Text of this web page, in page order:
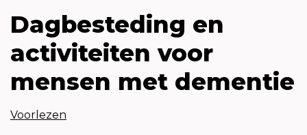
Dagbesteding en
activiteiten voor
mensen met dementie
Voorlezen